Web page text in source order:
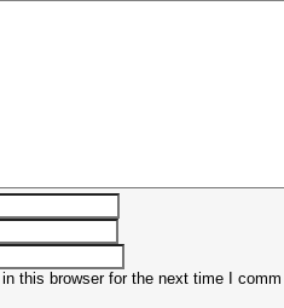
this browser for the next time I comm